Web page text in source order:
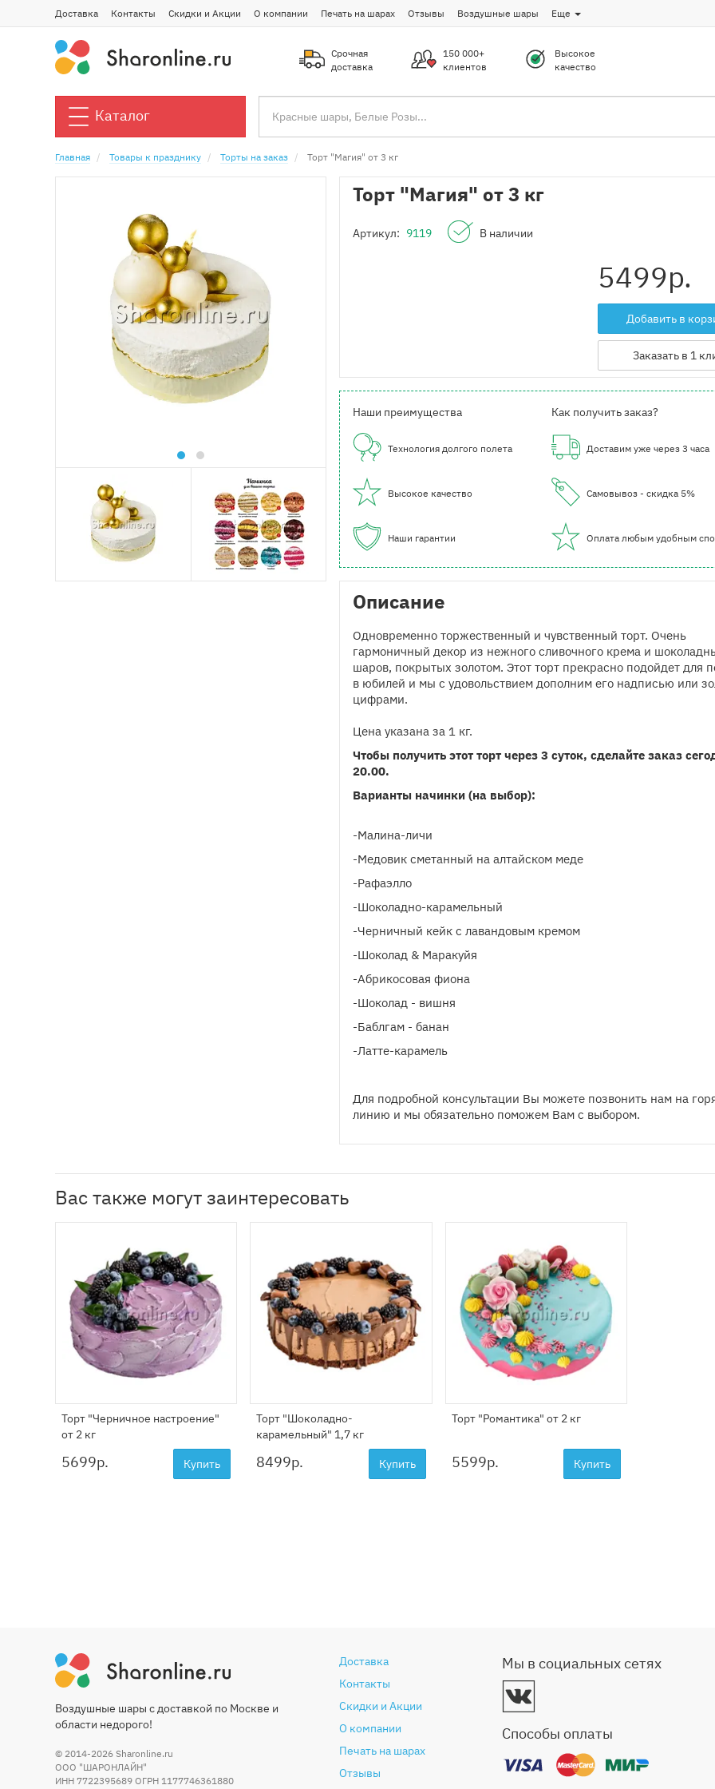
Доставка Контакты Скидки и Акции О компании Печать на шарах Отзывы Воздушные шары Еще
Срочная
доставка
150 000+
клиентов
Высокое
качество
Каталог
Главная Товары к празднику Торты на заказ Торт "Магия" от 3 кг
Торт "Магия" от 3 кг
Артикул: 9119 В наличии
5499р.
Добавить в
Заказать в 1
Наши преимущества
Технология долгого полета
Высокое качество
Наши гарантии
Как получить заказ?
Доставим уже через 3 часа
Самовывоз - скидка 5%
Оплата любым удобным
Описание
Одновременно торжественный и чувственный торт. Очень
гармоничный декор из нежного сливочного крема и
шаров, покрытых золотом. Этот торт прекрасно подойдет для
в юбилей и мы с удовольствием дополним его надписью или
цифрами.
Цена указана за 1 кг.
Чтобы получить этот торт через 3 суток, сделайте заказ
20.00.
Варианты начинки (на выбор):
-Малина-личи
-Медовик сметанный на алтайском меде
-Рафаэлло
-Шоколадно-карамельный
-Черничный кейк с лавандовым кремом
-Шоколад & Маракуйя
-Абрикосовая фиона
-Шоколад - вишня
-Баблгам - банан
-Латте-карамель
Для подробной консультации Вы можете позвонить нам на
линию и мы обязательно поможем Вам с выбором.
Вас также могут заинтересовать
Торт "Черничное настроение"
от 2 кг
5699р. Купить
Торт "Шоколадно-
карамельный" 1,7 кг
8499р. Купить
Торт "Романтика" от 2 кг
5599р. Купить
Воздушные шары с доставкой по Москве и
области недорого!
© 2014-2026 Sharonline.ru
ООО "ШАРОНЛАЙН"
ИНН 7722395689 ОГРН 1177746361880
Доставка
Контакты
Скидки и Акции
О компании
Печать на шарах
Отзывы
Мы в социальных сетях
Способы оплаты